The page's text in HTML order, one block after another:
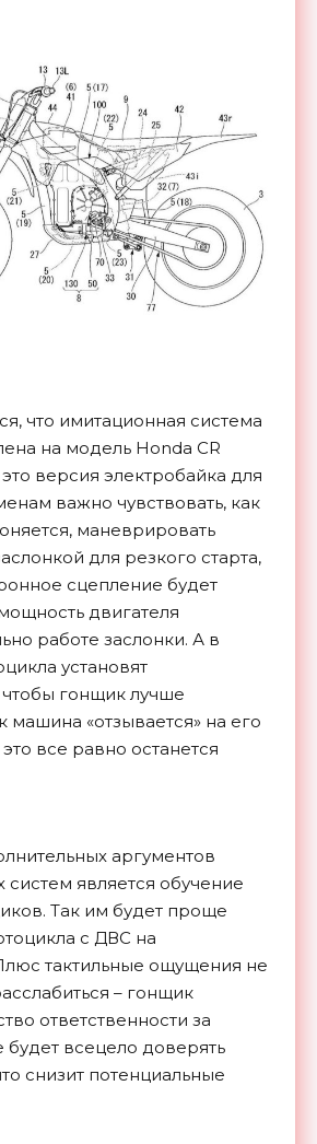
что имитационная система
на модель Honda CR
версия электробайка для
важно чувствовать, как
маневрировать
для резкого старта,
сцепление будет
двигателя
работе заслонки. А в
установят
гонщик лучше
машина «отзывается» на его
все равно останется
аргументов
систем является обучение
Так им будет проще
с ДВС на
тактильные ощущения не
– гонщик
ответственности за
всецело доверять
снизит потенциальные